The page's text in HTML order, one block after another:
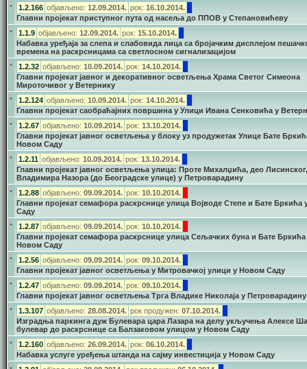
•
1.2.166 објављено: 12.09.2014. рок: 16.10.2014.
Главни пројекат приступног пута од насеља до ППОВ у Степановићеву
•
1.1.9 објављено: 12.09.2014. рок: 15.10.2014.
Набавка уређаја за слепа и слабовида лица са бројачким дисплејом
времена на раскрсницама са светлосном сигнализацијом
•
1.2.32 објављено: 10.09.2014. рок: 14.10.2014.
Главни пројекат јавног и декоративног осветљења Храма Светог Симеона
Мироточивог у Ветернику
•
1.2.124 објављено: 10.09.2014. рок: 14.10.2014.
Главни пројекат саобраћајних површина у Улици Ивана Сенковића у
•
1.2.67 објављено: 10.09.2014. рок: 13.10.2014.
Главни пројекат јавног осветљења у блоку уз продужетак Улице Бате
Новом Саду
•
1.2.11 објављено: 10.09.2014. рок: 13.10.2014.
Главни пројекат јавног осветљења улица: Проте Михалџића, део
Владимира Назора (до Београдске улице) у Петроварадину
•
1.2.88 објављено: 09.09.2014. рок: 10.10.2014.
Главни пројекат семафора раскрснице улица Војводе Степе и Бате Бркића
Саду
•
1.2.87 објављено: 09.09.2014. рок: 10.10.2014.
Главни пројекат семафора раскрснице улица Сељачких буна и Бате Бркића
Новом Саду
•
1.2.56 објављено: 09.09.2014. рок: 09.10.2014.
Главни пројекат јавног осветљења у Митровачкој улици у Новом Саду
•
1.2.47 објављено: 09.09.2014. рок: 09.10.2014.
Главни пројекат јавног осветљења Трга Владике Николаја у Петроварадину
•
1.3.107 објављено: 28.08.2014. рок продужен: 07.10.2014.
Изградња паркинга дуж Булевара цара Лазара на делу укључења Алексе
булевар до раскрснице са Балзаковом улицом у Новом Саду
•
1.2.160 објављено: 26.09.2014. рок: 06.10.2014.
Набавка услуге уређења штанда на сајму инвестиција у Новом Саду